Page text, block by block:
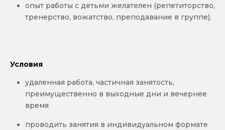
опыт работы с детьми желателен (репетиторство,
тренерство, вожатство, преподавание в группе).
Условия
удаленная работа, частичная занятость,
преимущественно в выходные дни и вечернее
время
проводить занятия в индивидуальном формате